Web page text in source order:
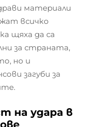
материали
всичко
щяха да са
за страната,
но и
загуби за
на удара в